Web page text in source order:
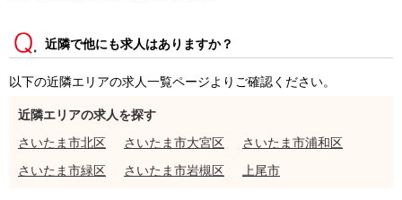
近隣で他にも求人はありますか？
以下の近隣エリアの求人一覧ページよりご確認ください。
近隣エリアの求人を探す
さいたま市北区
さいたま市大宮区
さいたま市浦和区
さいたま市緑区
さいたま市岩槻区 上尾市